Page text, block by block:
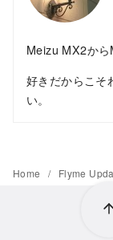
Meizu MX2から
好きだからこそ
い。
Home Flyme